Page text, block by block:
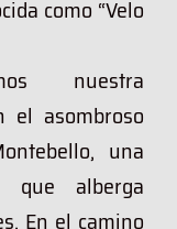
como “Velo
nuestra
el asombroso
una
que alberga
En el camino